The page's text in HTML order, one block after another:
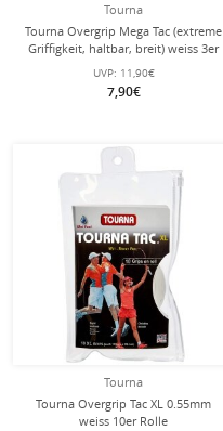
Tourna
Tourna Overgrip Mega Tac (extreme
Griffigkeit, haltbar, breit) weiss 3er
UVP: 11,90€
7,90€
Tourna
Tourna Overgrip Tac XL 0.55mm
weiss 10er Rolle